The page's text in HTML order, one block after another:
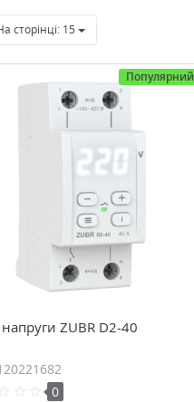
сторінці: 15
Популярний
ZUBR D2-40
0